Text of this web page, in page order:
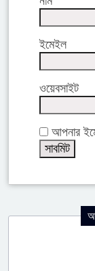
ইমেইল
ওয়েবসাইট
আপনার